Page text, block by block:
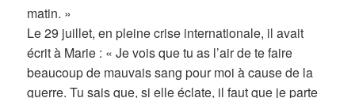
matin. »
Le 29 juillet, en pleine crise internationale, il avait
écrit à Marie : « Je vois que tu as l’air de te faire
beaucoup de mauvais sang pour moi à cause de la
guerre. Tu sais que, si elle éclate, il faut que je parte